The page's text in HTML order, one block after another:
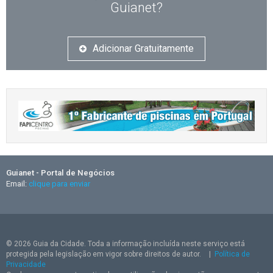
Guianet?
Adicionar Gratuitamente
Guianet - Portal de Negócios
Email: clique para enviar
© 2026 Guia da Cidade. Toda a informação incluída neste serviço está
protegida pela legislação em vigor sobre direitos de autor.
| Política de
Privacidade